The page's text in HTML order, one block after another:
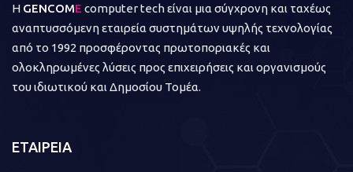
Η GENCOME computer tech είναι μια σύγχρονη και ταχέως
αναπτυσσόμενη εταιρεία συστημάτων υψηλής τεχνολογίας
από το 1992 προσφέροντας πρωτοποριακές και
ολοκληρωμένες λύσεις προς επιχειρήσεις και οργανισμούς
του ιδιωτικού και Δημοσίου Τομέα.
ΕΤΑΙΡΕΙΑ